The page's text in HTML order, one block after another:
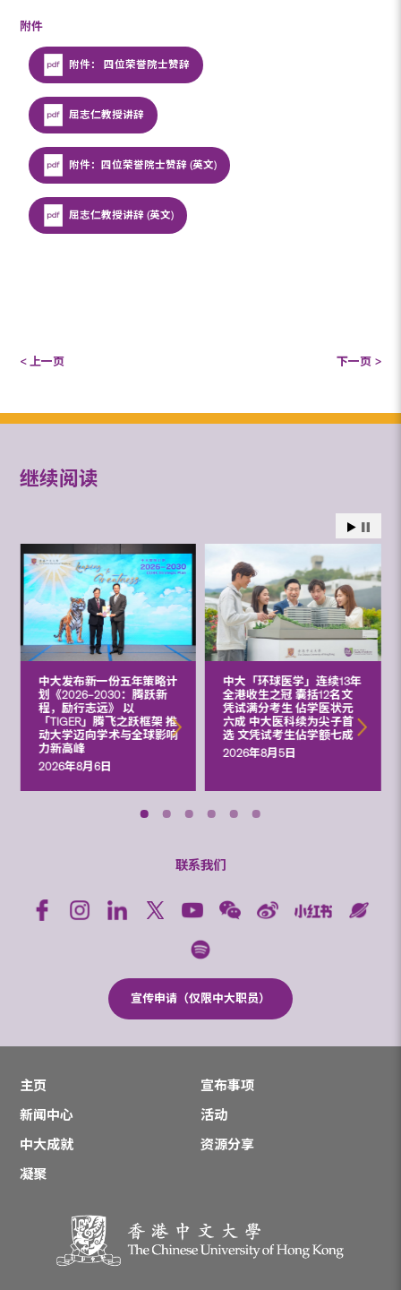
附件
附件： 四位荣誉院士赞辞
屈志仁教授讲辞
附件：四位荣誉院士赞辞 (英文)
屈志仁教授讲辞 (英文)
< 上一页 下一页 >
继续阅读
中大发布新一份五年策略计
划《2026‒2030：腾跃新
程，励行志远》 以
「TIGER」腾飞之跃框架 推
动大学迈向学术与全球影响
力新高峰
2026年8月6日
中大「环球医学」连续13年
全港收生之冠 囊括12名文
凭试满分考生 佔学医状元
六成 中大医科续为尖子首
选 文凭试考生佔学额七成
2026年8月5日
联系我们
宣传申请（仅限中大职员）
主页
宣布事项
新闻中心
活动
中大成就
资源分享
凝聚